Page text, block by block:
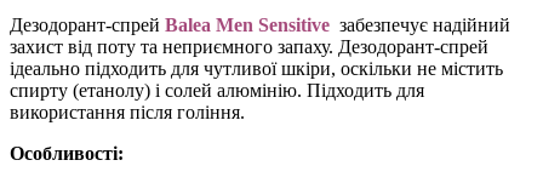
Дезодорант-спрей Balea Men Sensitive забезпечує надійний
захист від поту та неприємного запаху. Дезодорант-спрей
ідеально підходить для чутливої ​​шкіри, оскільки не містить
спирту (етанолу) і солей алюмінію. Підходить для
використання після гоління.
Особливості: